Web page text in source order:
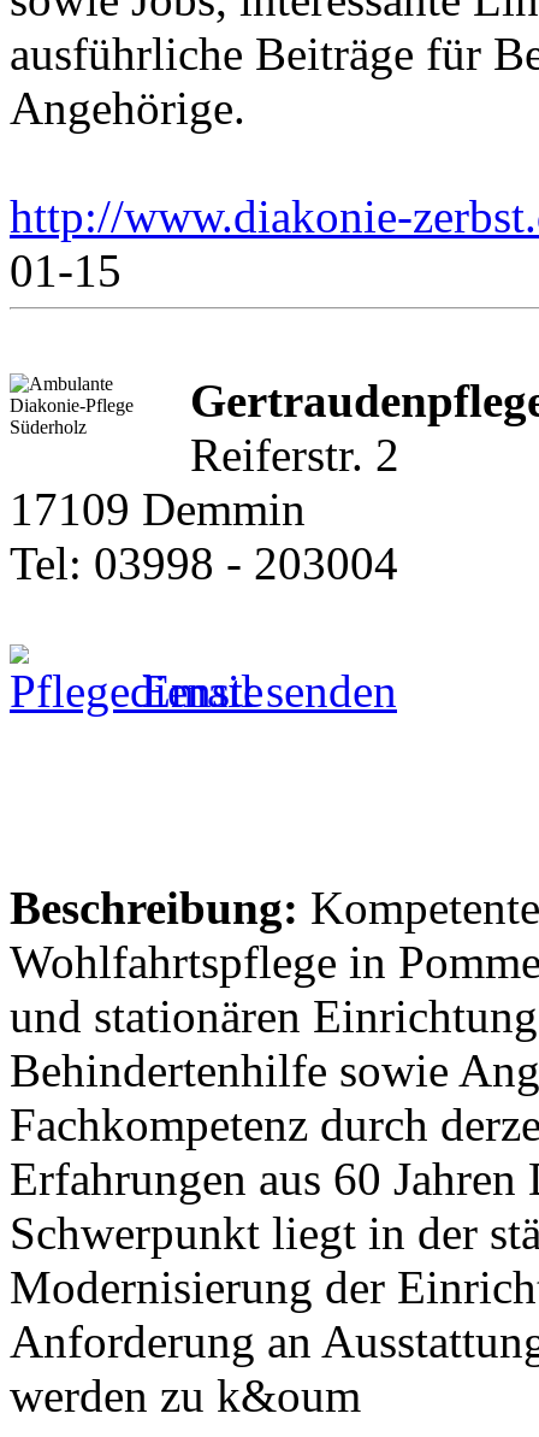
ausführliche Beiträge für
Angehörige.
http://www.diakonie-
01-15
Reiferstr. 2
17109 Demmin
Tel: 03998 - 203004
Email senden
Beschreibung:
Wohlfahrtspflege in
und stationären
Behindertenhilfe sowie
Fachkompetenz durch
Erfahrungen aus 60
Schwerpunkt liegt in der
Modernisierung der
Anforderung an
werden zu k&oum